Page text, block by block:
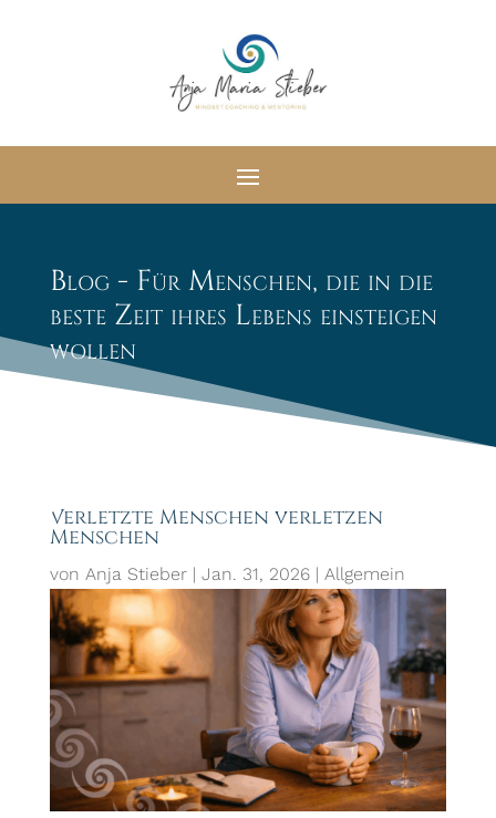
Blog - Für Menschen, die in die
beste Zeit ihres Lebens einsteigen
wollen
Verletzte Menschen verletzen
Menschen
von Anja Stieber| Jan. 31, 2026| Allgemein